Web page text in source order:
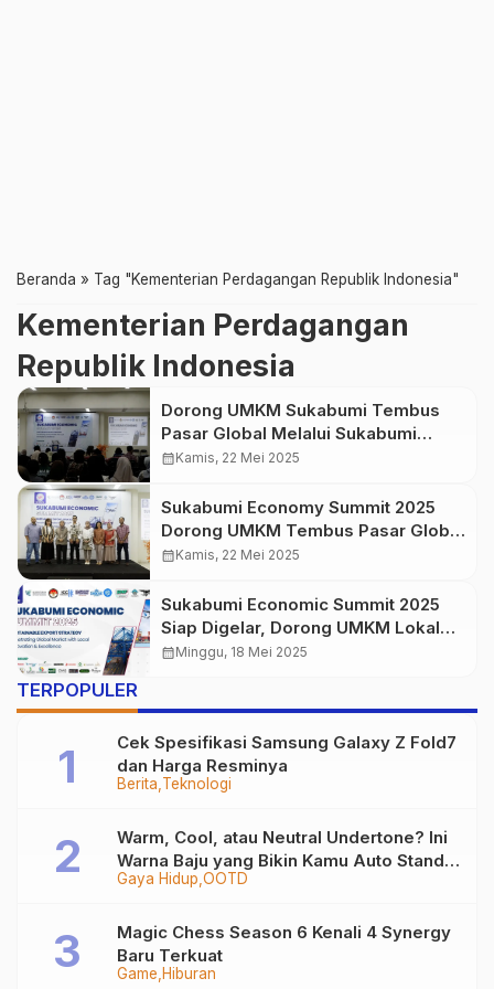
Beranda » Tag "Kementerian Perdagangan Republik Indonesia"
Kementerian Perdagangan
Republik Indonesia
Dorong UMKM Sukabumi Tembus
Pasar Global Melalui Sukabumi
Economic Summit 2025
calendar_monthKamis, 22 Mei 2025
Sukabumi Economy Summit 2025
Dorong UMKM Tembus Pasar Global
Lewat Inovasi dan Digitalisasi
calendar_monthKamis, 22 Mei 2025
Sukabumi Economic Summit 2025
Siap Digelar, Dorong UMKM Lokal
Tembus Pasar Ekspor Lewat Inovasi
calendar_monthMinggu, 18 Mei 2025
TERPOPULER
Berita Teknologi
Cek Spesifikasi Samsung Galaxy Z Fold7
dan Harga Resminya
Gaya Hidup OOTD
Warm, Cool, atau Neutral Undertone? Ini
Warna Baju yang Bikin Kamu Auto Stand
Out
Game Hiburan
Magic Chess Season 6 Kenali 4 Synergy
Baru Terkuat